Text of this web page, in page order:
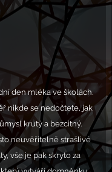
den mléka ve školách.
nikde se nedočtete, jak
krutý a bezcitný.
neuvěřitelně strašlivé
vše je pak skryto za